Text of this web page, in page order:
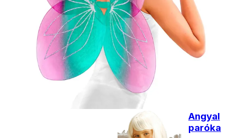
990Ft
Nincs raktáron
Tündérpálca
Angyal
paróka